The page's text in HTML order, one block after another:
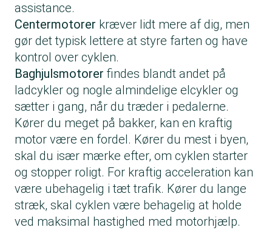
assistance.
Centermotorer kræver lidt mere af dig, men
gør det typisk lettere at styre farten og have
kontrol over cyklen.
Baghjulsmotorer findes blandt andet på
ladcykler og nogle almindelige elcykler og
sætter i gang, når du træder i pedalerne.
Kører du meget på bakker, kan en kraftig
motor være en fordel. Kører du mest i byen,
skal du især mærke efter, om cyklen starter
og stopper roligt. For kraftig acceleration kan
være ubehagelig i tæt trafik. Kører du lange
stræk, skal cyklen være behagelig at holde
ved maksimal hastighed med motorhjælp.